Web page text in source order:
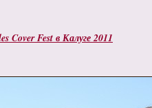
Cover Fest в Калуге 2011